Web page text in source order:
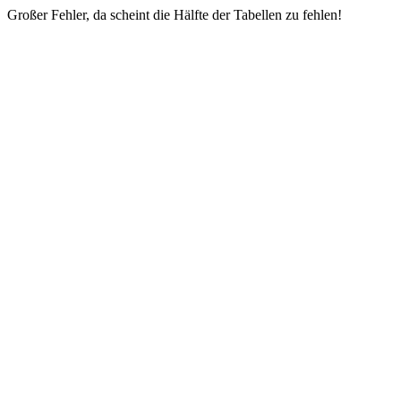
Großer Fehler, da scheint die Hälfte der Tabellen zu fehlen!